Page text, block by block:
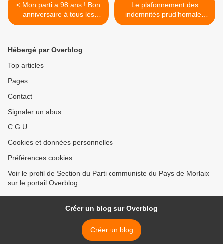
< Mon parti a 98 ans ! Bon
anniversaire à tous les
Cocos!
Le plafonnement des
indemnités prud’homales
jugé contraire au droit
Hébergé par Overblog
Top articles
Pages
Contact
Signaler un abus
C.G.U.
Cookies et données personnelles
Préférences cookies
Voir le profil de Section du Parti communiste du Pays de Morlaix
sur le portail Overblog
Créer un blog sur Overblog
Créer un blog